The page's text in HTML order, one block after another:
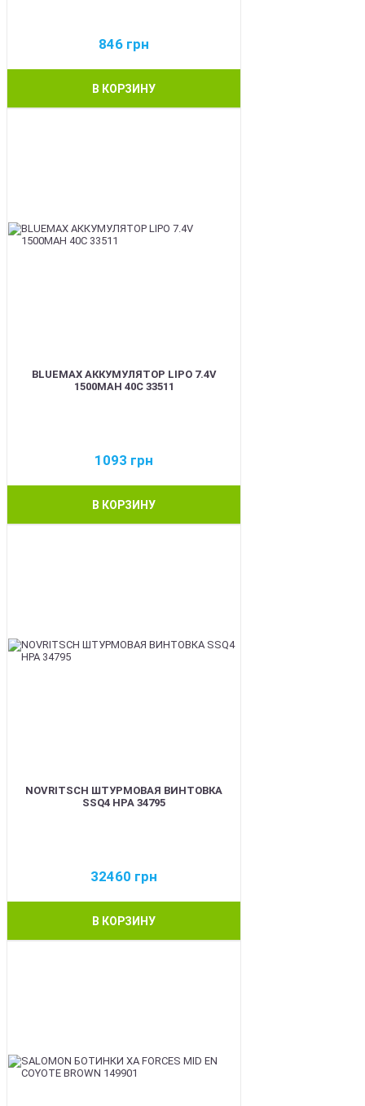
846 грн
В КОРЗИНУ
BLUEMAX АККУМУЛЯТОР LIPO 7.4V
1500MAH 40C 33511
1093 грн
В КОРЗИНУ
NOVRITSCH ШТУРМОВАЯ ВИНТОВКА
SSQ4 HPA 34795
32460 грн
В КОРЗИНУ